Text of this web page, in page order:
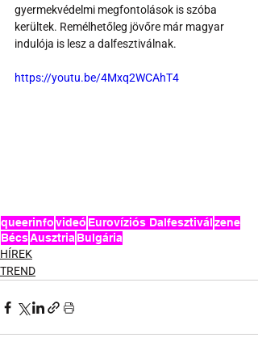
gyermekvédelmi megfontolások is szóba
kerültek. Remélhetőleg jövőre már magyar
indulója is lesz a dalfesztiválnak.
https://youtu.be/4Mxq2WCAhT4
queerinfovideó Eurovíziós Dalfesztiválzene
BécsAusztriaBulgária
HÍREK
TREND